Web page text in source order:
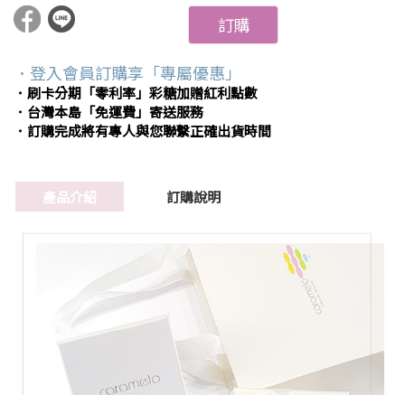
訂購
．登入會員訂購享「專屬優惠」
．刷卡分期「零利率」彩糖加贈紅利點數
．台灣本島「免運費」寄送服務
．訂購完成將有專人與您聯繫正確出貨時間
產品介紹 訂購說明